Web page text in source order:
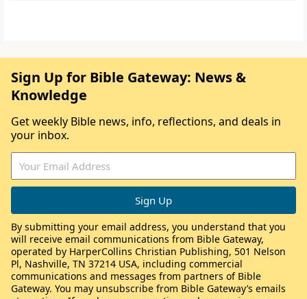
Sign Up for Bible Gateway: News &
Knowledge
Get weekly Bible news, info, reflections, and deals in
your inbox.
By submitting your email address, you understand that you
will receive email communications from Bible Gateway,
operated by HarperCollins Christian Publishing, 501 Nelson
Pl, Nashville, TN 37214 USA, including commercial
communications and messages from partners of Bible
Gateway. You may unsubscribe from Bible Gateway’s emails